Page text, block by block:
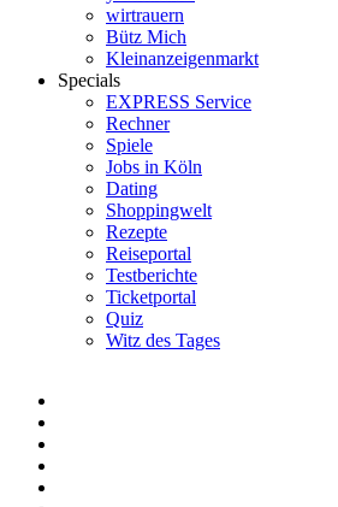
wirtrauern
Bütz Mich
Kleinanzeigenmarkt
Specials
EXPRESS Service
Rechner
Spiele
Jobs in Köln
Dating
Shoppingwelt
Rezepte
Reiseportal
Testberichte
Ticketportal
Quiz
Witz des Tages